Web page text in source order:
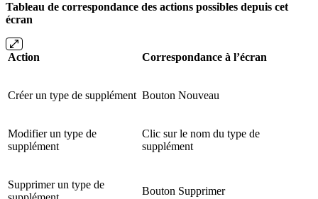
Tableau de correspondance des actions possibles depuis cet
écran
Action Correspondance à l’écran
Créer un type de supplément Bouton Nouveau
Modifier un type de
supplément
Clic sur le nom du type de
supplément
Supprimer un type de
Bouton Supprimer